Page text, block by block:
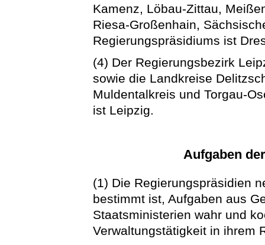
Kamenz, Löbau-Zittau,
Riesa-Großenhain,
Regierungspräsidiums ist
(4) Der Regierungsbezirk
sowie die Landkreise
Muldentalkreis und Torgau-
ist Leipzig.
Aufgaben
(1) Die Regierungspräsidien
bestimmt ist, Aufgaben aus
Staatsministerien wahr und
Verwaltungstätigkeit in ihrem